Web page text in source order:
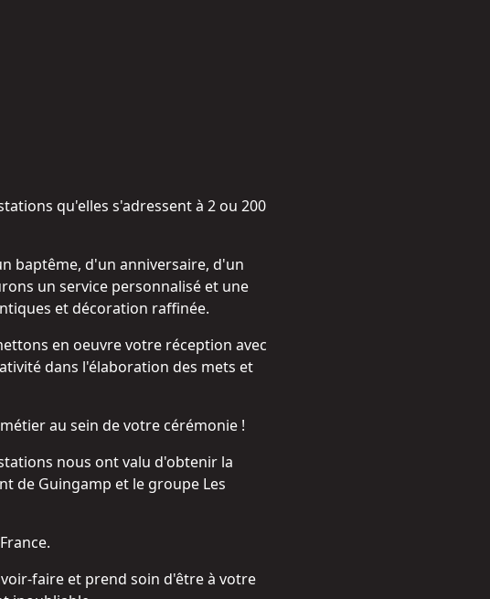
qu'elles s'adressent à 2 ou 200
baptême, d'un anniversaire, d'un
un service personnalisé et une
et décoration raffinée.
en oeuvre votre réception avec
dans l'élaboration des mets et
au sein de votre cérémonie !
nous ont valu d'obtenir la
de Guingamp et le groupe Les
faire et prend soin d'être à votre